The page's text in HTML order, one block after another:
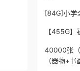
[84G]小学
【455G
40000张
（器物+